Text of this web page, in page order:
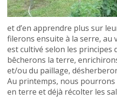
et d’en apprendre plus sur
filerons ensuite à la serre, au
est cultivé selon les principes
bêcherons la terre,
et/ou du paillage,
Au printemps, nous pourrons
en terre et déjà récolter les